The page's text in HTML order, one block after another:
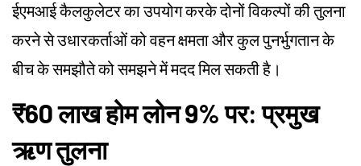
ईएमआई कैलकुलेटर का उपयोग करके दोनों विकल्पों की तुलना
करने से उधारकर्ताओं को वहन क्षमता और कुल पुनर्भुगतान के
बीच के समझौते को समझने में मदद मिल सकती है।
₹60 लाख होम लोन 9% पर: प्रमुख
ऋण तुलना